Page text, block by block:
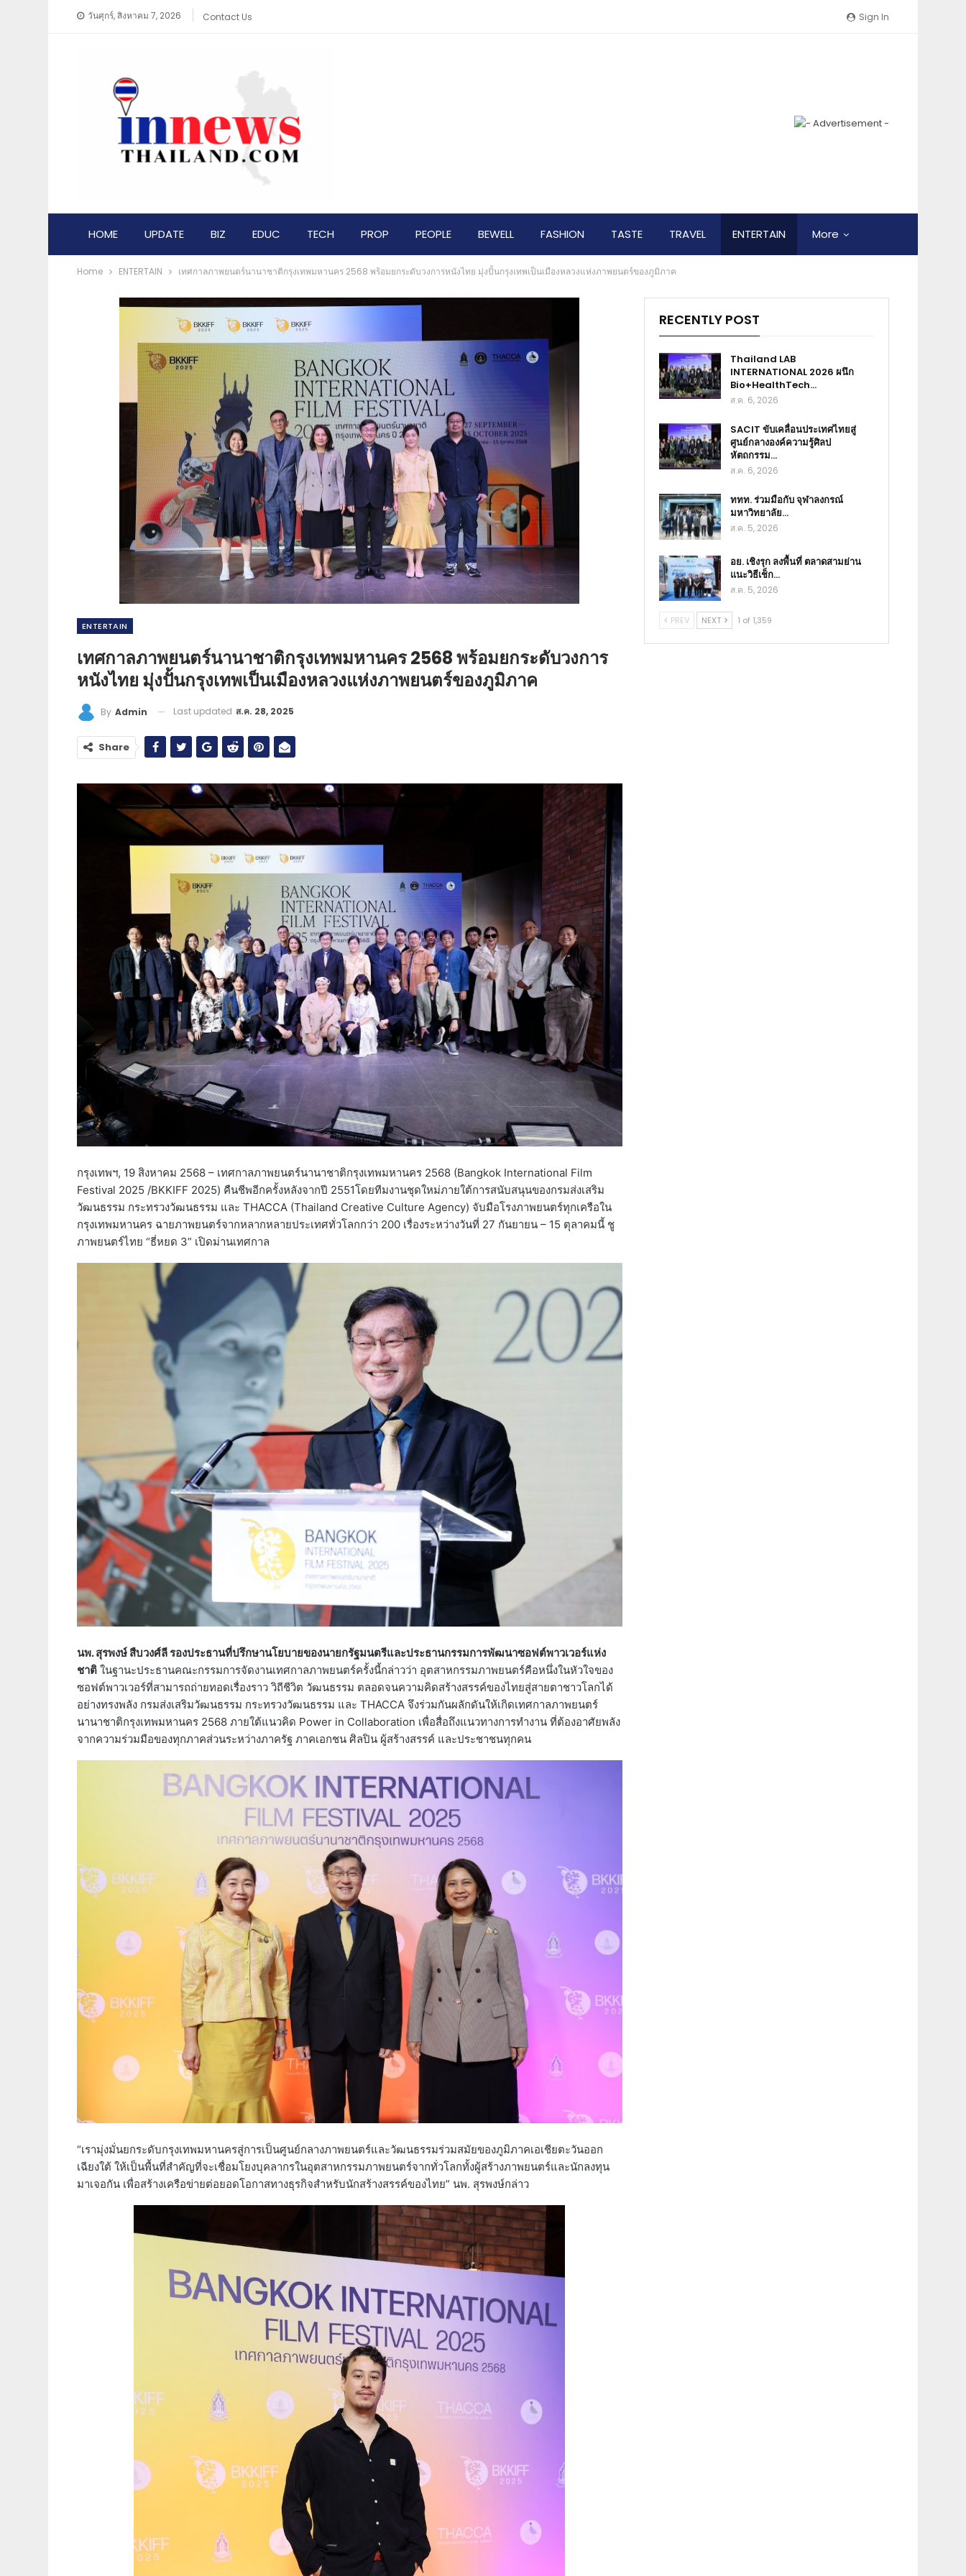
Sign In
วันศุกร์, สิงหาคม 7, 2026 Contact Us
HOME UPDATE BIZ EDUC TECH PROP PEOPLE BEWELL FASHION TASTE TRAVEL ENTERTAIN More
Home ENTERTAIN เทศกาลภาพยนตร์นานาชาติกรุงเทพมหานคร 2568 พร้อมยกระดับวงการหนังไทย มุ่งปั้นกรุงเทพเป็นเมืองหลวงแห่งภาพยนตร์ของภูมิภาค
ENTERTAIN
เทศกาลภาพยนตร์นานาชาติกรุงเทพมหานคร 2568 พร้อมยกระดับวงการ
หนังไทย มุ่งปั้นกรุงเทพเป็นเมืองหลวงแห่งภาพยนตร์ของภูมิภาค
By Admin Last updated ส.ค. 28, 2025
Share
กรุงเทพฯ, 19 สิงหาคม 2568 – เทศกาลภาพยนตร์นานาชาติกรุงเทพมหานคร 2568 (Bangkok International Film
Festival 2025 /BKKIFF 2025) คืนชีพอีกครั้งหลังจากปี 2551โดยทีมงานชุดใหม่ภายใต้การสนับสนุนของกรมส่งเสริม
วัฒนธรรม กระทรวงวัฒนธรรม และ THACCA (Thailand Creative Culture Agency) จับมือโรงภาพยนตร์ทุกเครือใน
กรุงเทพมหานคร ฉายภาพยนตร์จากหลากหลายประเทศทั่วโลกกว่า 200 เรื่องระหว่างวันที่ 27 กันยายน – 15 ตุลาคมนี้ ชู
ภาพยนตร์ไทย “ธี่หยด 3” เปิดม่านเทศกาล
นพ. สุรพงษ์ สืบวงศ์ลี รองประธานที่ปรึกษานโยบายของนายกรัฐมนตรีและประธานกรรมการพัฒนาซอฟต์พาวเวอร์แห่ง
ชาติ ในฐานะประธานคณะกรรมการจัดงานเทศกาลภาพยนตร์ครั้งนี้กล่าวว่า อุตสาหกรรมภาพยนตร์คือหนึ่งในหัวใจของ
ซอฟต์พาวเวอร์ที่สามารถถ่ายทอดเรื่องราว วิถีชีวิต วัฒนธรรม ตลอดจนความคิดสร้างสรรค์ของไทยสู่สายตาชาวโลกได้
อย่างทรงพลัง กรมส่งเสริมวัฒนธรรม กระทรวงวัฒนธรรม และ THACCA จึงร่วมกันผลักดันให้เกิดเทศกาลภาพยนตร์
นานาชาติกรุงเทพมหานคร 2568 ภายใต้แนวคิด Power in Collaboration เพื่อสื่อถึงแนวทางการทำงาน ที่ต้องอาศัยพลัง
จากความร่วมมือของทุกภาคส่วนระหว่างภาครัฐ ภาคเอกชน ศิลปิน ผู้สร้างสรรค์ และประชาชนทุกคน
“เรามุ่งมั่นยกระดับกรุงเทพมหานครสู่การเป็นศูนย์กลางภาพยนตร์และวัฒนธรรมร่วมสมัยของภูมิภาคเอเชียตะวันออก
เฉียงใต้ ให้เป็นพื้นที่สำคัญที่จะเชื่อมโยงบุคลากรในอุตสาหกรรมภาพยนตร์จากทั่วโลกทั้งผู้สร้างภาพยนตร์และนักลงทุน
มาเจอกัน เพื่อสร้างเครือข่ายต่อยอดโอกาสทางธุรกิจสำหรับนักสร้างสรรค์ของไทย” นพ. สุรพงษ์กล่าว
RECENTLY POST
Thailand LAB
INTERNATIONAL 2026 ผนึก
Bio+HealthTech…
ส.ค. 6, 2026
SACIT ขับเคลื่อนประเทศไทยสู่
ศูนย์กลางองค์ความรู้ศิลป
หัตถกรรม…
ส.ค. 6, 2026
ททท. ร่วมมือกับ จุฬาลงกรณ์
มหาวิทยาลัย…
ส.ค. 5, 2026
อย. เชิงรุก ลงพื้นที่ ตลาดสามย่าน
แนะวิธีเช็ก…
ส.ค. 5, 2026
PREV NEXT 1 of 1,359